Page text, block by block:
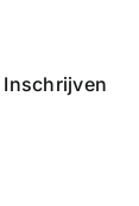
Inschrijven